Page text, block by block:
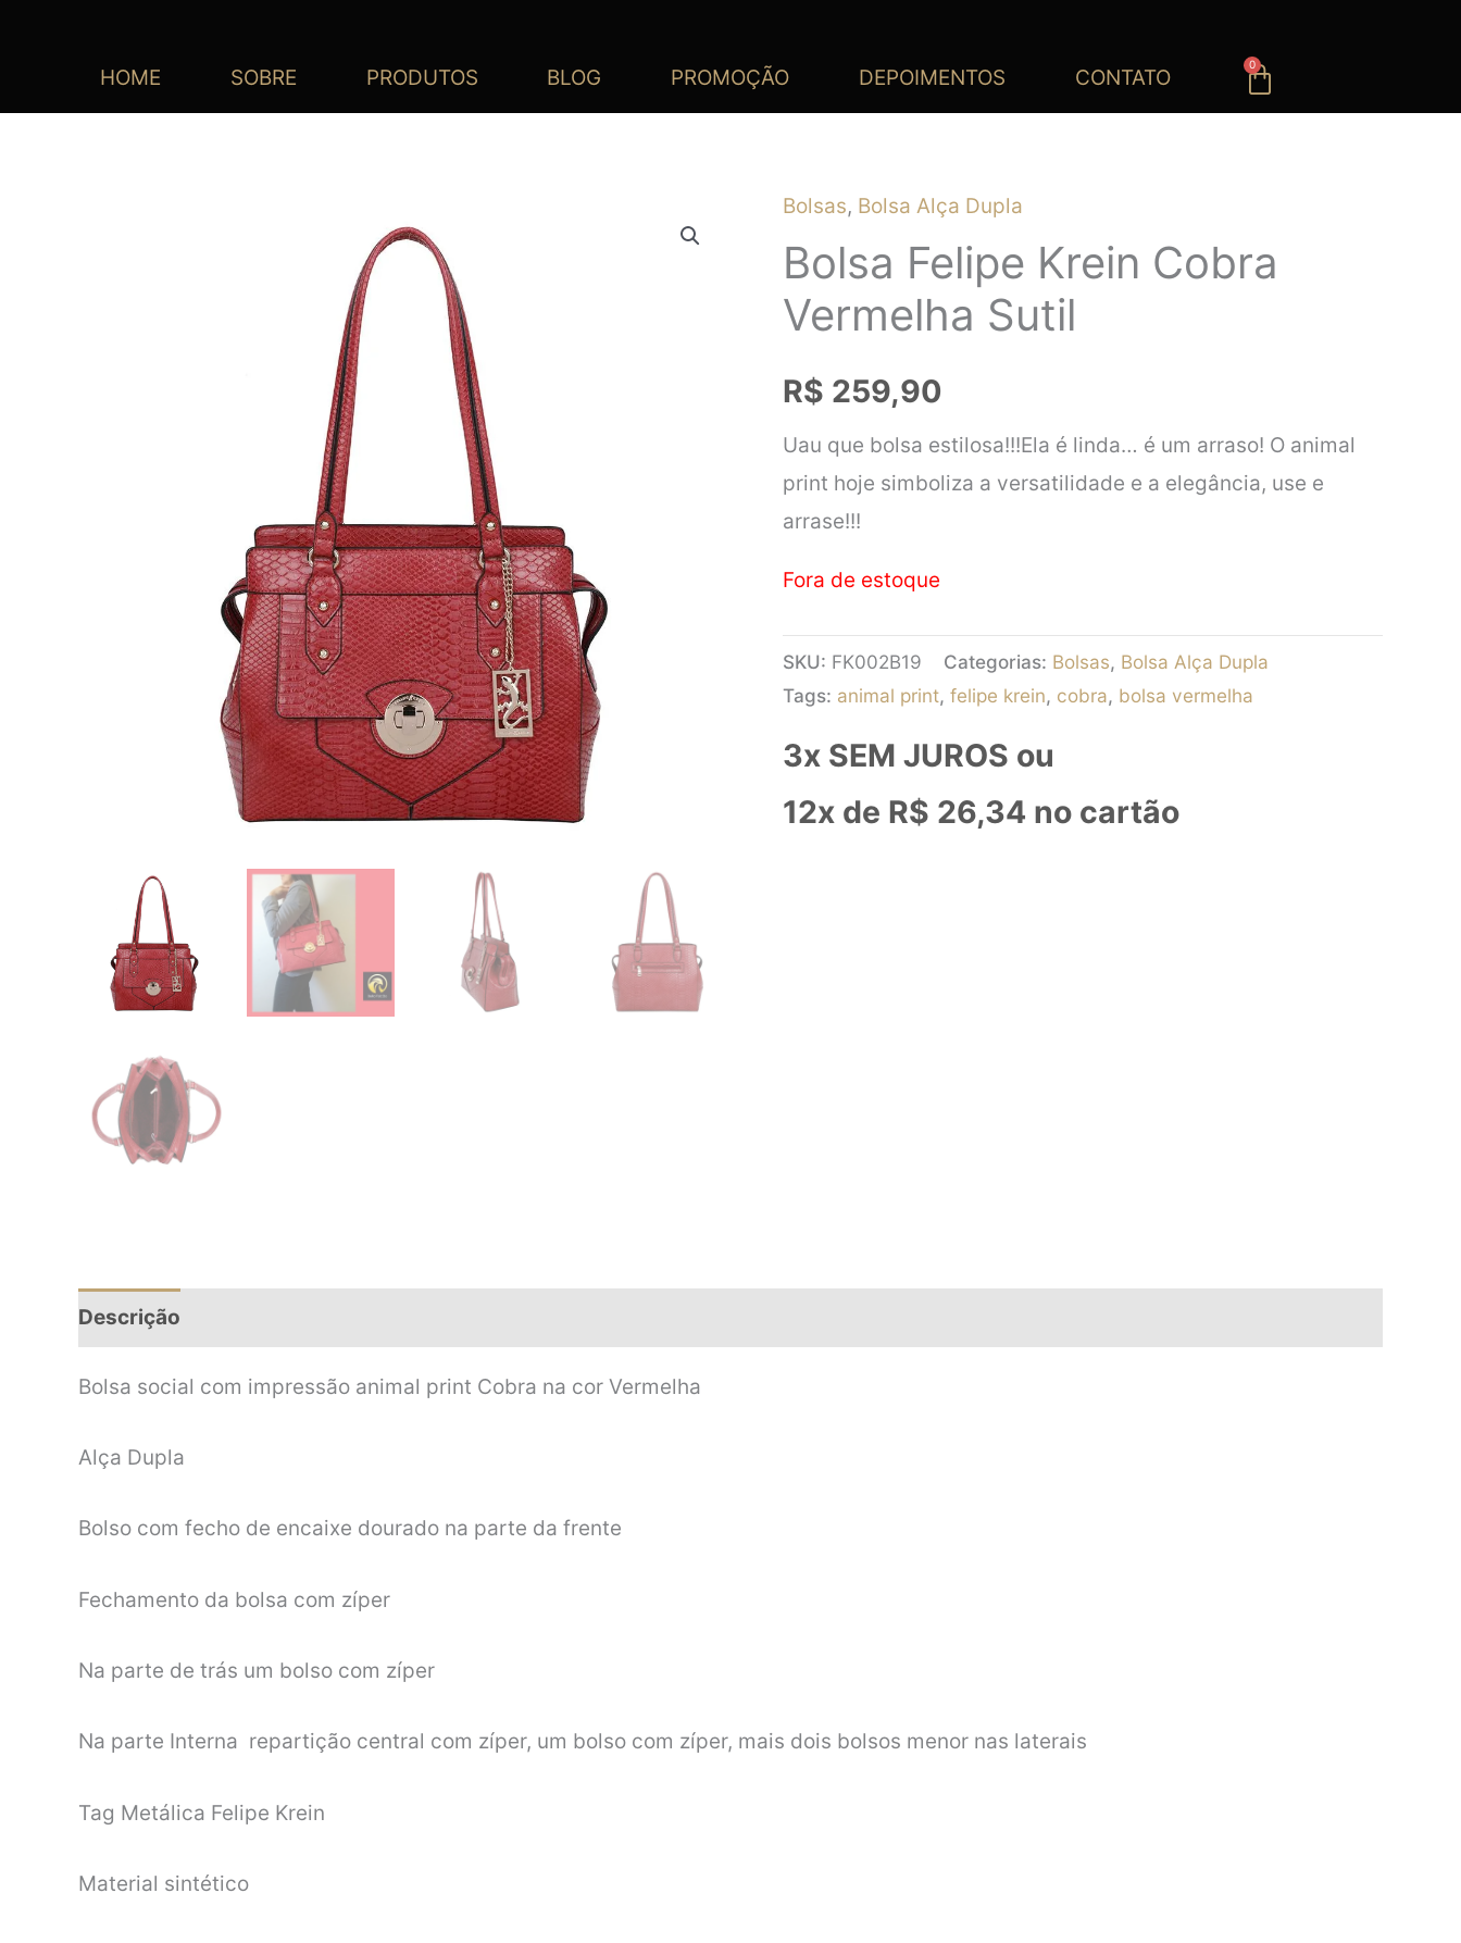
HOME SOBRE PRODUTOS BLOG PROMOÇÃO DEPOIMENTOS CONTATO
0
Carrinho
Bolsas, Bolsa Alça Dupla
Bolsa Felipe Krein Cobra
Vermelha Sutil
R$ 259,90
Uau que bolsa estilosa!!!Ela é linda… é um arraso! O animal
print hoje simboliza a versatilidade e a elegância, use e
arrase!!!
Fora de estoque
SKU: FK002B19 Categorias: Bolsas, Bolsa Alça Dupla
Tags: animal print, felipe krein, cobra, bolsa vermelha
3x SEM JUROS ou
12x de R$ 26,34 no cartão
Descrição
Bolsa social com impressão animal print Cobra na cor Vermelha
Alça Dupla
Bolso com fecho de encaixe dourado na parte da frente
Fechamento da bolsa com zíper
Na parte de trás um bolso com zíper
Na parte Interna repartição central com zíper, um bolso com zíper, mais dois bolsos menor nas laterais
Tag Metálica Felipe Krein
Material sintético